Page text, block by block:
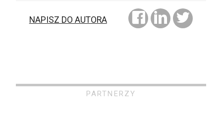
NAPISZ DO AUTORA
PARTNERZY